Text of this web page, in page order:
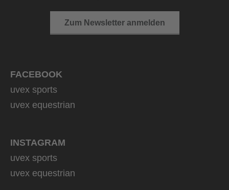
Zum Newsletter anmelden
FACEBOOK
uvex sports
uvex equestrian
INSTAGRAM
uvex sports
uvex equestrian